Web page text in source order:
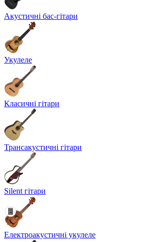
Акустичні бас-гітари
Укулеле
Класичні гітари
Трансакустичні гітари
Silent гітари
Електроакустичні укулеле